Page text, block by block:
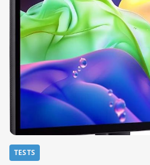
TESTS